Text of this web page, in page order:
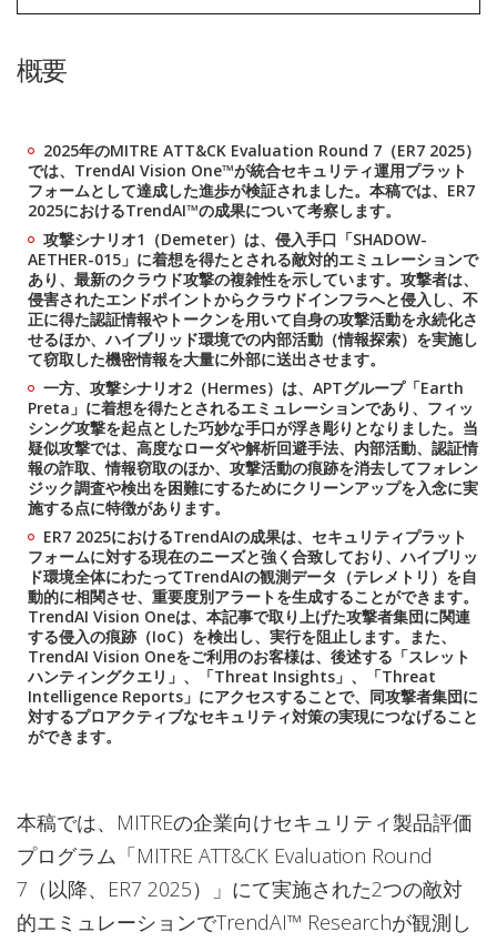
概要
2025年のMITRE ATT&CK Evaluation Round 7（ER7 2025）
では、TrendAI Vision One™が統合セキュリティ運用プラット
フォームとして達成した進歩が検証されました。本稿では、ER7
2025におけるTrendAI™の成果について考察します。
攻撃シナリオ1（Demeter）は、侵入手口「SHADOW-
AETHER-015」に着想を得たとされる敵対的エミュレーションで
あり、最新のクラウド攻撃の複雑性を示しています。攻撃者は、
侵害されたエンドポイントからクラウドインフラへと侵入し、不
正に得た認証情報やトークンを用いて自身の攻撃活動を永続化さ
せるほか、ハイブリッド環境での内部活動（情報探索）を実施し
て窃取した機密情報を大量に外部に送出させます。
一方、攻撃シナリオ2（Hermes）は、APTグループ「Earth
Preta」に着想を得たとされるエミュレーションであり、フィッ
シング攻撃を起点とした巧妙な手口が浮き彫りとなりました。当
疑似攻撃では、高度なローダや解析回避手法、内部活動、認証情
報の詐取、情報窃取のほか、攻撃活動の痕跡を消去してフォレン
ジック調査や検出を困難にするためにクリーンアップを入念に実
施する点に特徴があります。
ER7 2025におけるTrendAIの成果は、セキュリティプラット
フォームに対する現在のニーズと強く合致しており、ハイブリッ
ド環境全体にわたってTrendAIの観測データ（テレメトリ）を自
動的に相関させ、重要度別アラートを生成することができます。
TrendAI Vision Oneは、本記事で取り上げた攻撃者集団に関連
する侵入の痕跡（IoC）を検出し、実行を阻止します。また、
TrendAI Vision Oneをご利用のお客様は、後述する「スレット
ハンティングクエリ」、「Threat Insights」、「Threat
Intelligence Reports」にアクセスすることで、同攻撃者集団に
対するプロアクティブなセキュリティ対策の実現につなげること
ができます。
本稿では、MITREの企業向けセキュリティ製品評価
プログラム「MITRE ATT&CK Evaluation Round
7（以降、ER7 2025）」にて実施された2つの敵対
的エミュレーションでTrendAI™ Researchが観測し